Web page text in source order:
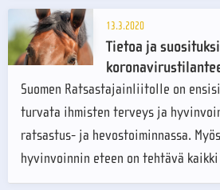
13.3.2020
Tietoa ja
Suomen Ratsastajainliitolle on
turvata ihmisten terveys ja
ratsastus- ja hevostoiminnassa.
hyvinvoinnin eteen on tehtävä